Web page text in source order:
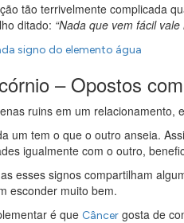
tão terrivelmente complicada
ditado: “Nada que vem fácil
signo do elemento água
– Opostos
ruins em um relacionamento,
um tem o que o outro anseia.
igualmente com o outro,
esses signos compartilham
esconder muito bem.
é que Câncer gosta de